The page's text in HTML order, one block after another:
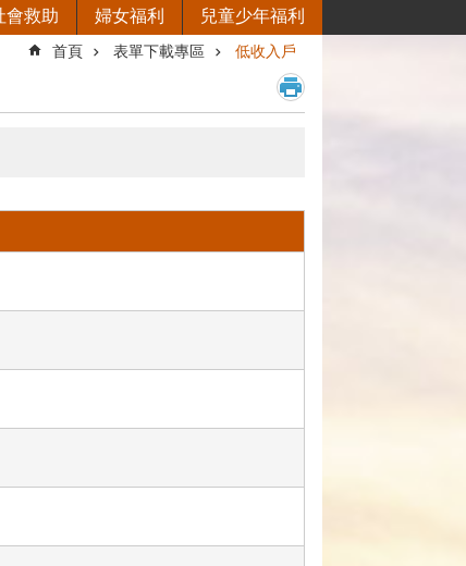
會救助 婦女福利 兒童少年福利
首頁 表單下載專區 低收入戶